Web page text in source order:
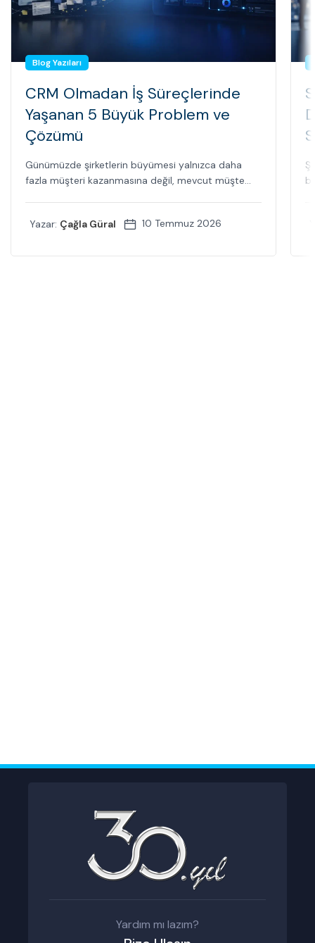
Blog Yazıları
CRM Olmadan İş Süreçlerinde
Yaşanan 5 Büyük Problem ve
Çözümü
Günümüzde şirketlerin büyümesi yalnızca daha
fazla müşteri kazanmasına değil, mevcut müşte...
Yazar: Çağla Güral 10 Temmuz 2026
Yardım mı lazım?